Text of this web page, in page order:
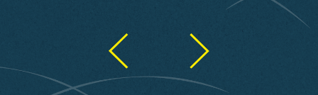
身体能力と計測不能な程の魔力を持っている。異世界で
契約を交わした従者たちに振り回され、日頃から気苦労
なアドバイスを送る冷静な一面も。時代劇をはじめとし
た和風なものを好んでいる。
から積極的にアピールしているが空回りすることもしば
しば。特撮とアニメにハマっている。
物腰が柔らかく礼儀正しいが、真に無礼を働く相手に対
しては容赦なく毒を吐く。当時の記憶を無くしているが
子を救ってくれた真には感謝しており、息子のような存
在として見守っている。
冷酷な一面を覗かせることがあり、油断ならない人物。
を繰り広げた真のことは、危険視すると同時に興味を持
いたが、大した努力をせずに何でも出来てしまう人生に
退屈していた。異世界に降り立つ際、女神からカリスマ
性や狼の姿をした精霊が宿る神器・銀帯を与えられる。
能力はまだまだ低く、抜けや勘違いが多い。
のコミュニケーションが上手くいかず、窮屈な思いをし
ていた。異世界召喚時、女神から性別を問わず人々を魅
了する魔眼をはじめ、様々な能力を授けられている。
持ち主。とある理由で女神のことをひどく恨み、復讐を
い、現在はリリに保護され皇城で暮らしている。
して知られている。土の精霊術と火の魔術の扱いが得
れば、例え相手がヒューマンであっても敬意を払ってい